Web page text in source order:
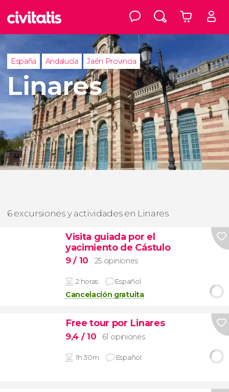
España Andalucía Jaén Provincia
Linares
6 excursiones y actividades en Linares
Visita guiada por el
yacimiento de Cástulo
9/ 10 25 opiniones
2 horas Español
Cancelación gratuita
Free tour por Linares
9,4 / 10 61 opiniones
1h 30m Español